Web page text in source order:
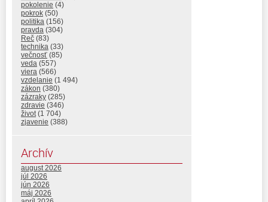
pokolenie (4)
pokrok (50)
politika (156)
pravda (304)
Reč (83)
technika (33)
večnosť (85)
veda (557)
viera (566)
vzdelanie (1 494)
zákon (380)
zázraky (285)
zdravie (346)
život(1 704)
zjavenie (388)
Archív
august 2026
júl 2026
jún 2026
máj 2026